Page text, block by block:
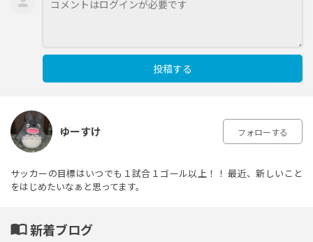
投稿する
ゆーすけ フォローする
サッカーの目標はいつでも１試合１ゴール以上！！ 最近、新しいこと
をはじめたいなぁと思ってます。
import_contacts新着ブログ